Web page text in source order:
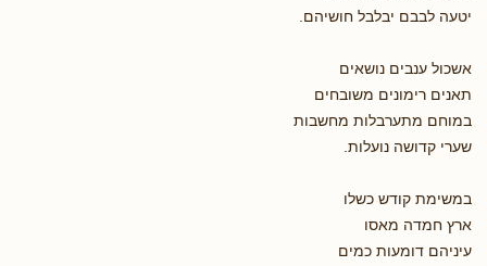
יטעה לבבם יבלבל חושיהם.
אשכול ענבים נושאים
תאנים רימונים משובחים
במוחם מתערבלות מחשבות
שערי קדושה נועלות.
במשימת קודש כשלו
ארץ חמדה מאסו
עיניהם דומעות כמים